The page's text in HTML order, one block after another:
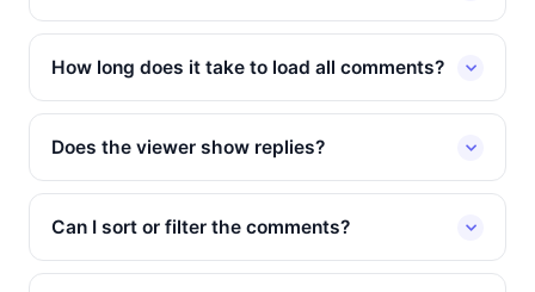
How long does it take to load all comments?
Does the viewer show replies?
Can I sort or filter the comments?